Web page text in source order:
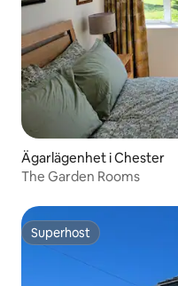
Ägarlägenhet i Chester
The Garden Rooms
Superhost
Superhost